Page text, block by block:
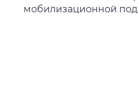
мобилизационной